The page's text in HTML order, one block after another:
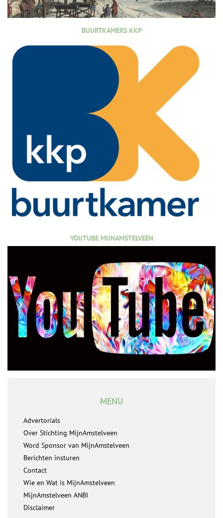
BUURTKAMERS KKP
YOUTUBE MIJNAMSTELVEEN
MENU
Advertorials
Over Stichting MijnAmstelveen
Word Sponsor van MijnAmstelveen
Berichten insturen
Contact
Wie en Wat is MijnAmstelveen
MijnAmstelveen ANBI
Disclaimer